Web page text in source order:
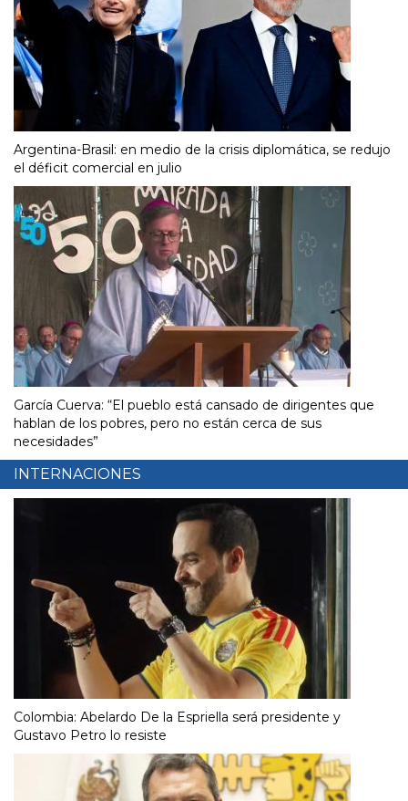
Argentina-Brasil: en medio de la crisis diplomática, se redujo
el déficit comercial en julio
García Cuerva: “El pueblo está cansado de dirigentes que
hablan de los pobres, pero no están cerca de sus
necesidades”
INTERNACIONES
Colombia: Abelardo De la Espriella será presidente y
Gustavo Petro lo resiste